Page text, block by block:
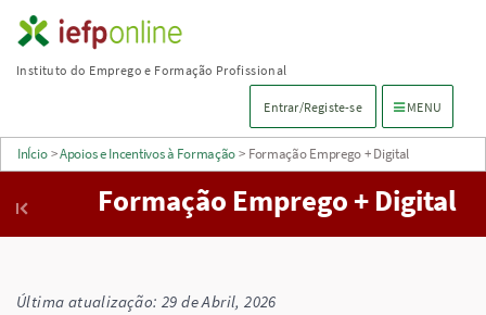
Saltar
para
principal
Instituto do Emprego e Formação Profissional
Entrar/Registe-se Menu de
MENU
InÍcio >Apoios e Incentivos à Formação > Formação Emprego + Digital
Formação Emprego + Digital
Última atualização: 29 de Abril, 2026